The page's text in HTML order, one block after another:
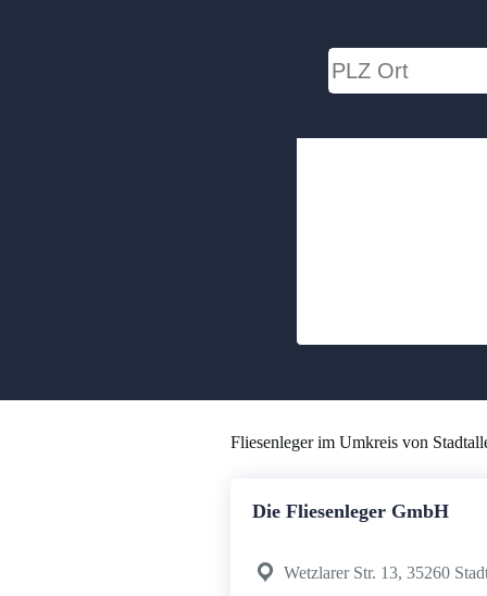
Fliesenleger im Umkreis von
Die Fliesenleger GmbH
Wetzlarer Str. 13, 35260